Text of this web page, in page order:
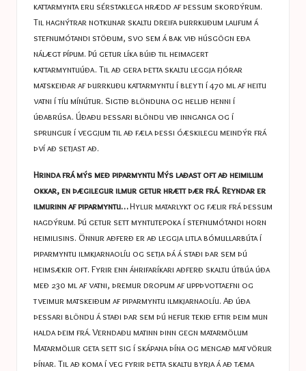
kattarmynta eru sérstaklega hrædd af þessum skordýrum.
Til hagnýtrar notkunar skaltu dreifa þurrkuðum laufum á
stefnumótandi stöðum, svo sem á bak við húsgögn eða
nálægt pípum. Þú getur líka búið til heimagert
kattarmyntuúða. Til að gera þetta skaltu leggja fjórar
matskeiðar af þurrkuðu kattarmyntu í bleyti í 470 ml af heitu
vatni í tíu mínútur. Sigtið blönduna og hellið henni í
úðabrúsa. Úðaðu þessari blöndu við innganga og í
sprungur í veggjum til að fæla þessi óæskilegu meindýr frá
því að setjast að.
Hrinda frá mýs með piparmyntuMýs laðast oft að heimilum
okkar, en þægilegur ilmur getur hrætt þær frá. Reyndar er
ilmurinn af piparmyntu…Hylur matarlykt og fælir frá þessum
nagdýrum. Þú getur sett myntutepoka í stefnumótandi horn
heimilisins. Önnur aðferð er að leggja litla bómullarbúta í
piparmyntu ilmkjarnaolíu og setja þá á staði þar sem þú
heimsækir oft. Fyrir enn áhrifaríkari aðferð skaltu útbúa úða
með 230 ml af vatni, þremur dropum af uppþvottaefni og
tveimur matskeiðum af piparmyntu ilmkjarnaolíu. Að úða
þessari blöndu á staði þar sem þú hefur tekið eftir þeim mun
halda þeim frá.Verndaðu matinn þinn gegn matarmölum
Matarmölur geta sett sig í skápana þína og mengað matvörur
þínar. Til að koma í veg fyrir þetta skaltu byrja á að tæma